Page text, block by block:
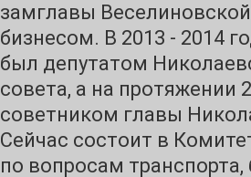
замглавы
бизнесом. В 2013 - 2014
был депутатом
совета, а на протяжении
советником главы
Сейчас состоит в
по вопросам